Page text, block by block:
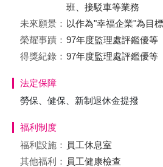
班、接駁車等業務
未來願景： 以作為"幸福企業"為目標
榮耀事蹟： 97年度監理處評鑑優等
得獎紀錄： 97年度監理處評鑑優等
法定保障
勞保、健保、新制退休金提撥
福利制度
福利設施： 員工休息室
其他福利： 員工健康檢查